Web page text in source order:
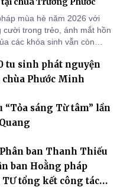
mùa hè năm 2026 với
cười trong trẻo, ánh mắt hồn
các khóa sinh vẫn còn
đã trở thành hành
l
tu sinh phát nguyện
chùa Phước Minh
sáng Từ tâm” lần
ban Thanh Thiếu
ban Hoằng pháp
tổng kết công tác